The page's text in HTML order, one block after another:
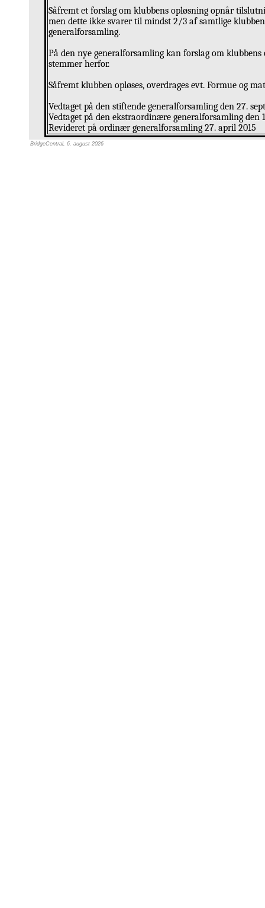
Såfremt et forslag om klubbens opløsning opnår
men dette ikke svarer til mindst 2/3 af samtlige
generalforsamling.
På den nye generalforsamling kan forslag om
stemmer herfor.
Såfremt klubben opløses, overdrages evt. Formue og
Vedtaget på den stiftende generalforsamling den 27.
Vedtaget på den ekstraordinære generalforsamling den
Revideret på ordinær generalforsamling 27. april 2015
BridgeCentral, 6. august 2026